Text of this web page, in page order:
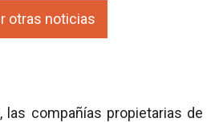
otras noticias
las compañías propietarias de